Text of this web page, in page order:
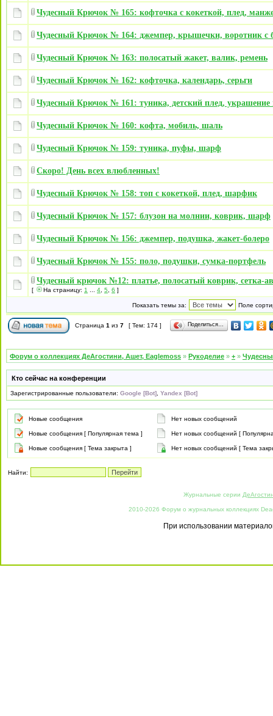
Чудесный Крючок № 165: кофточка с кокеткой, плед,
Чудесный Крючок № 164: джемпер, крышечки, воротник с
Чудесный Крючок № 163: полосатый жакет, валик, ремень
Чудесный Крючок № 162: кофточка, календарь, серьги
Чудесный Крючок № 161: туника, детский плед, украшение
Чудесный Крючок № 160: кофта, мобиль, шаль
Чудесный Крючок № 159: туника, пуфы, шарф
Скоро! День всех влюбленных!
Чудесный Крючок № 158: топ с кокеткой, плед, шарфик
Чудесный Крючок № 157: блузон на молнии, коврик, шарф
Чудесный Крючок № 156: джемпер, подушка, жакет-болеро
Чудесный Крючок № 155: поло, подушки, сумка-портфель
Чудесный крючок №12: платье, полосатый коврик, сетка-
[ На страницу: 1 4 5 6 ]
Показать темы за: Поле
Страница 1 из 7 [ Тем: 174 ] Поделиться…
Форум о коллекциях ДеАгостини, Ашет, Eaglemoss » Рукоделие » + »
Кто сейчас на конференции
Зарегистрированные пользователи: Google [Bot] Yandex [Bot]
Новые сообщения Нет новых сообщений
Новые сообщения [ Популярная тема ] Нет новых сообщений [
Новые сообщения [ Тема закрыта ] Нет новых сообщений [ Тема
Найти:
Журнальные серии
2010-2026 Форум о журнальных коллекциях
При использовании